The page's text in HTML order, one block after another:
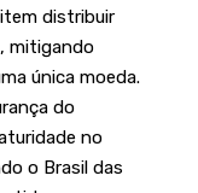
distribuir
mitigando
única moeda.
do
no
o Brasil das